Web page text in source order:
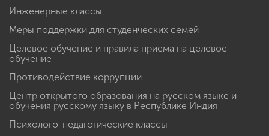
Инженерные классы
Меры поддержки для студенческих семей
Целевое обучение и правила приема на целевое
обучение
Противодействие коррупции
Центр открытого образования на русском языке и
обучения русскому языку в Республике Индия
Психолого-педагогические классы